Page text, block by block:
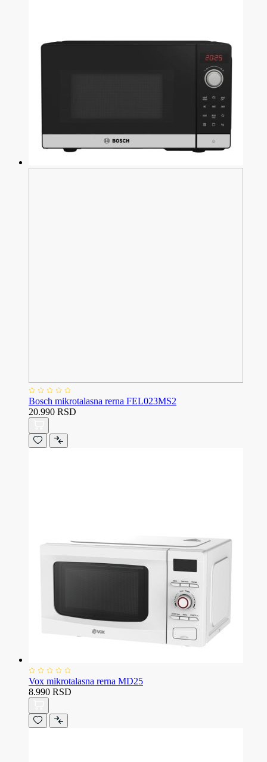
Bosch mikrotalasna rerna FEL023MS2
20.990 RSD
Vox mikrotalasna rerna MD25
8.990 RSD